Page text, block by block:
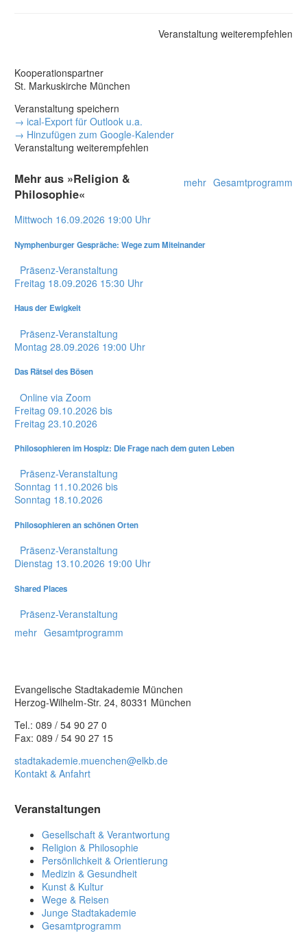
Veranstaltung weiterempfehlen
Kooperationspartner
St. Markuskirche München
Veranstaltung speichern
→ ical-Export für Outlook u.a.
→ Hinzufügen zum Google-Kalender
Veranstaltung weiterempfehlen
Gesamtprogramm
mehr
Mehr aus »Religion &
Philosophie«
Mittwoch 16.09.2026 19:00 Uhr
Nymphenburger Gespräche: Wege zum Miteinander
Präsenz-Veranstaltung
Freitag 18.09.2026 15:30 Uhr
Haus der Ewigkeit
Präsenz-Veranstaltung
Montag 28.09.2026 19:00 Uhr
Das Rätsel des Bösen
Online via Zoom
Freitag 09.10.2026 bis
Freitag 23.10.2026
Philosophieren im Hospiz: Die Frage nach dem guten Leben
Präsenz-Veranstaltung
Sonntag 11.10.2026 bis
Sonntag 18.10.2026
Philosophieren an schönen Orten
Präsenz-Veranstaltung
Dienstag 13.10.2026 19:00 Uhr
Shared Places
Präsenz-Veranstaltung
mehr Gesamtprogramm
Evangelische Stadtakademie München
Herzog-Wilhelm-Str. 24, 80331 München
Tel.: 089 / 54 90 27 0
Fax: 089 / 54 90 27 15
stadtakademie.muenchen@elkb.de
Kontakt & Anfahrt
Veranstaltungen
Gesellschaft & Verantwortung
Religion & Philosophie
Persönlichkeit & Orientierung
Medizin & Gesundheit
Kunst & Kultur
Wege & Reisen
Junge Stadtakademie
Gesamtprogramm